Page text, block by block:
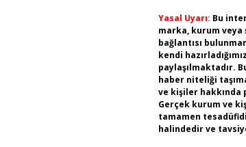
Yasal Uyarı: Bu
marka, kurum
bağlantısı
kendi
paylaşılmaktadır.
haber niteliği
ve kişiler hakkında
Gerçek kurum ve
tamamen
halindedir ve